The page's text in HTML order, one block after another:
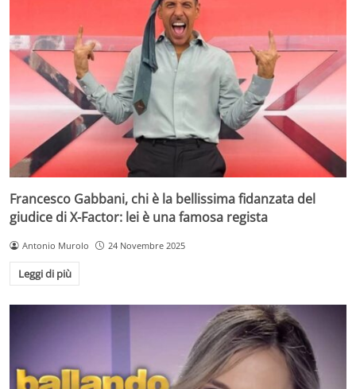
Francesco Gabbani, chi è la bellissima fidanzata del
giudice di X-Factor: lei è una famosa regista
Antonio Murolo 24 Novembre 2025
Leggi di più